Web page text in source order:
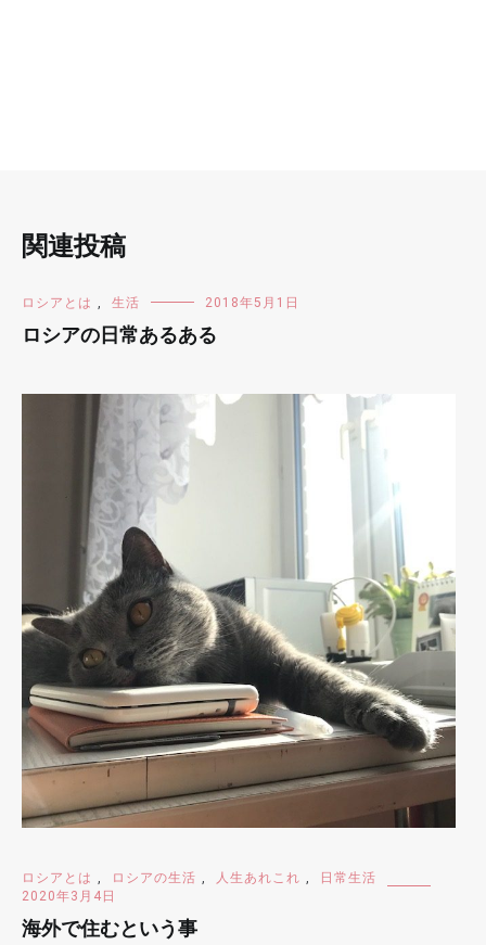
関連投稿
ロシアとは , 生活 2018年5月1日
ロシアの日常あるある
ロシアとは , ロシアの生活 , 人生あれこれ ,
日常生活
2020年3月4日
海外で住むという事